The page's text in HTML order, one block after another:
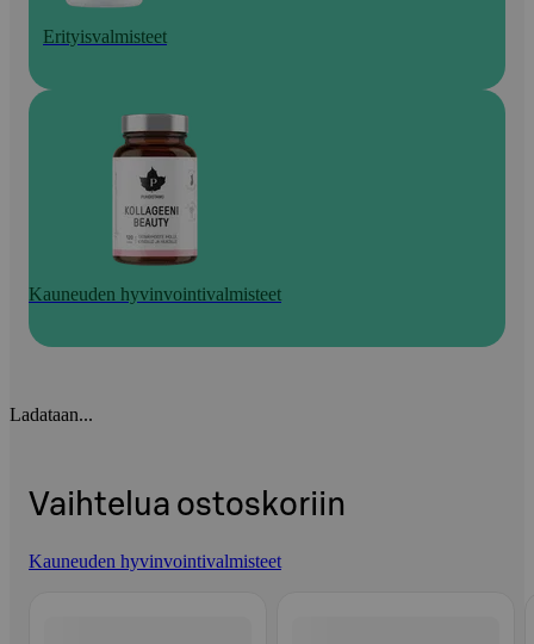
Erityisvalmisteet
Kauneuden hyvinvointivalmisteet
Ladataan...
Vaihtelua ostoskoriin
Kauneuden hyvinvointivalmisteet